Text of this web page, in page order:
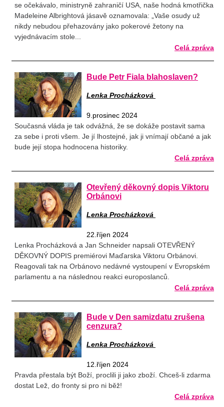
se očekávalo, ministryně zahraničí USA, naše hodná kmotřička
Madeleine Albrightová jásavě oznamovala: „Vaše osudy už
nikdy nebudou přehazovány jako pokerové žetony na
vyjednávacím stole...
Celá zpráva
Bude Petr Fiala blahoslaven?
Lenka Procházková
9.prosinec 2024
Současná vláda je tak odvážná, že se dokáže postavit sama
za sebe i proti všem. Je jí lhostejné, jak ji vnímají občané a jak
bude její stopa hodnocena historiky.
Celá zpráva
Otevřený děkovný dopis Viktoru
Orbánovi
Lenka Procházková
22.říjen 2024
Lenka Procházková a Jan Schneider napsali OTEVŘENÝ
DĚKOVNÝ DOPIS premiérovi Maďarska Viktoru Orbánovi.
Reagovali tak na Orbánovo nedávné vystoupení v Evropském
parlamentu a na následnou reakci europoslanců.
Celá zpráva
Bude v Den samizdatu zrušena
cenzura?
Lenka Procházková
12.říjen 2024
Pravda přestala být Boží, proclili ji jako zboží. Chceš-li zdarma
dostat Lež, do fronty si pro ni běž!
Celá zpráva